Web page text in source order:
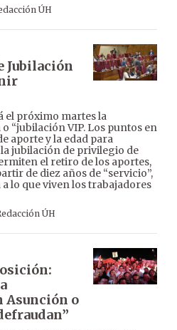
ÚH
Jubilación
el próximo martes la
“jubilación VIP. Los puntos en
aporte y la edad para
jubilación de privilegio de
el retiro de los aportes,
de diez años de “servicio”,
lo que viven los trabajadores
ÚH
Asunción o